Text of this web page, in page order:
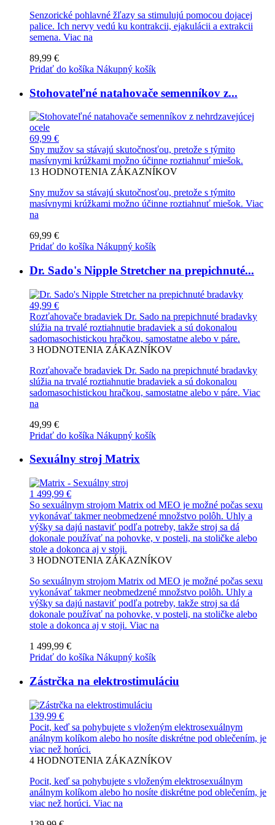
Senzorické pohlavné žľazy sa stimulujú pomocou dojacej
palice. Ich nervy vedú ku kontrakcii, ejakulácii a extrakcii
semena. Viac na
89,99 €
Pridať do košíka Nákupný košík
Stohovateľné natahovače semenníkov z...
69,99 €
Sny mužov sa stávajú skutočnosťou, pretože s týmito
masívnymi krúžkami možno účinne roztiahnuť miešok.
13 HODNOTENIA ZÁKAZNÍKOV
Sny mužov sa stávajú skutočnosťou, pretože s týmito
masívnymi krúžkami možno účinne roztiahnuť miešok. Viac
na
69,99 €
Pridať do košíka Nákupný košík
Dr. Sado's Nipple Stretcher na prepichnuté...
49,99 €
Rozťahovače bradaviek Dr. Sado na prepichnuté bradavky
slúžia na trvalé roztiahnutie bradaviek a sú dokonalou
sadomasochistickou hračkou, samostatne alebo v páre.
3 HODNOTENIA ZÁKAZNÍKOV
Rozťahovače bradaviek Dr. Sado na prepichnuté bradavky
slúžia na trvalé roztiahnutie bradaviek a sú dokonalou
sadomasochistickou hračkou, samostatne alebo v páre. Viac
na
49,99 €
Pridať do košíka Nákupný košík
Sexuálny stroj Matrix
1 499,99 €
So sexuálnym strojom Matrix od MEO je možné počas sexu
vykonávať takmer neobmedzené množstvo polôh. Uhly a
výšky sa dajú nastaviť podľa potreby, takže stroj sa dá
dokonale používať na pohovke, v posteli, na stoličke alebo
stole a dokonca aj v stoji.
3 HODNOTENIA ZÁKAZNÍKOV
So sexuálnym strojom Matrix od MEO je možné počas sexu
vykonávať takmer neobmedzené množstvo polôh. Uhly a
výšky sa dajú nastaviť podľa potreby, takže stroj sa dá
dokonale používať na pohovke, v posteli, na stoličke alebo
stole a dokonca aj v stoji. Viac na
1 499,99 €
Pridať do košíka Nákupný košík
Zástrčka na elektrostimuláciu
139,99 €
Pocit, keď sa pohybujete s vloženým elektrosexuálnym
análnym kolíkom alebo ho nosíte diskrétne pod oblečením, je
viac než horúci.
4 HODNOTENIA ZÁKAZNÍKOV
Pocit, keď sa pohybujete s vloženým elektrosexuálnym
análnym kolíkom alebo ho nosíte diskrétne pod oblečením, je
viac než horúci. Viac na